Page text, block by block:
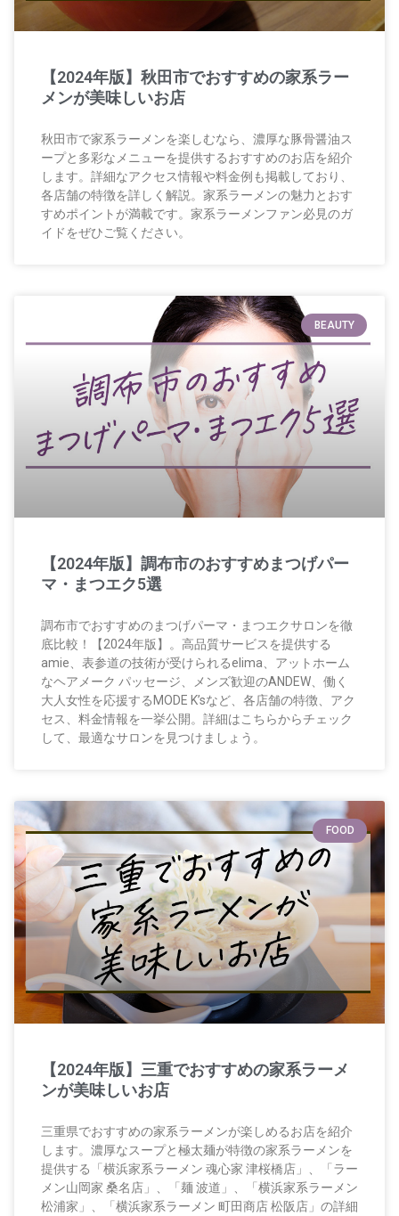
【2024年版】秋田市でおすすめの家系ラー
メンが美味しいお店
秋田市で家系ラーメンを楽しむなら、濃厚な豚骨醤油ス
ープと多彩なメニューを提供するおすすめのお店を紹介
します。詳細なアクセス情報や料金例も掲載しており、
各店舗の特徴を詳しく解説。家系ラーメンの魅力とおす
すめポイントが満載です。家系ラーメンファン必見のガ
イドをぜひご覧ください。
BEAUTY
【2024年版】調布市のおすすめまつげパー
マ・まつエク5選
調布市でおすすめのまつげパーマ・まつエクサロンを徹
底比較！【2024年版】。高品質サービスを提供する
amie、表参道の技術が受けられるelima、アットホーム
なヘアメーク パッセージ、メンズ歓迎のANDEW、働く
大人女性を応援するMODE K’sなど、各店舗の特徴、アク
セス、料金情報を一挙公開。詳細はこちらからチェック
して、最適なサロンを見つけましょう。
FOOD
【2024年版】三重でおすすめの家系ラーメ
ンが美味しいお店
三重県でおすすめの家系ラーメンが楽しめるお店を紹介
します。濃厚なスープと極太麺が特徴の家系ラーメンを
提供する「横浜家系ラーメン 魂心家 津桜橋店」、「ラー
メン山岡家 桑名店」、「麺 波道」、「横浜家系ラーメン
松浦家」、「横浜家系ラーメン 町田商店 松阪店」の詳細